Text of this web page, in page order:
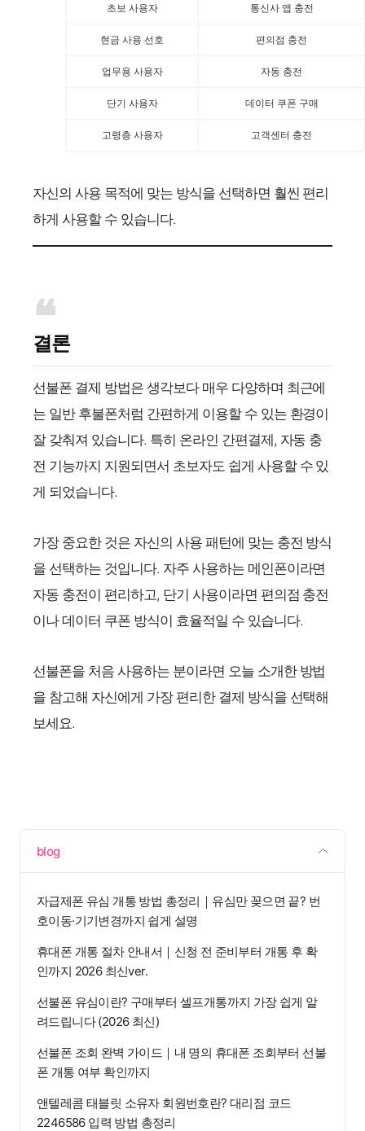
초보 사용자 통신사 앱 충전
현금 사용 선호 편의점 충전
업무용 사용자 자동 충전
단기 사용자 데이터 쿠폰 구매
고령층 사용자 고객센터 충전
자신의 사용 목적에 맞는 방식을 선택하면 훨씬 편리
하게 사용할 수 있습니다.
결론
선불폰 결제 방법은 생각보다 매우 다양하며 최근에
는 일반 후불폰처럼 간편하게 이용할 수 있는 환경이
잘 갖춰져 있습니다. 특히 온라인 간편결제, 자동 충
전 기능까지 지원되면서 초보자도 쉽게 사용할 수 있
게 되었습니다.
가장 중요한 것은 자신의 사용 패턴에 맞는 충전 방식
을 선택하는 것입니다. 자주 사용하는 메인폰이라면
자동 충전이 편리하고, 단기 사용이라면 편의점 충전
이나 데이터 쿠폰 방식이 효율적일 수 있습니다.
선불폰을 처음 사용하는 분이라면 오늘 소개한 방법
을 참고해 자신에게 가장 편리한 결제 방식을 선택해
보세요.
blog
자급제폰 유심 개통 방법 총정리｜유심만 꽂으면 끝? 번
호이동·기기변경까지 쉽게 설명
휴대폰 개통 절차 안내서｜신청 전 준비부터 개통 후 확
인까지 2026 최신ver.
선불폰 유심이란? 구매부터 셀프개통까지 가장 쉽게 알
려드립니다 (2026 최신)
선불폰 조회 완벽 가이드｜내 명의 휴대폰 조회부터 선불
폰 개통 여부 확인까지
앤텔레콤 태블릿 소유자 회원번호란? 대리점 코드
2246586 입력 방법 총정리